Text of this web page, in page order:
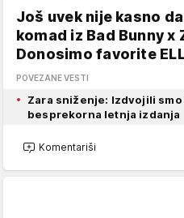
Još uvek nije kasno
komad iz Bad Bunny
Donosimo favorite
POVEZANE VESTI
Zara sniženje: Izdvojili
besprekorna letnja izdanja
Komentariši